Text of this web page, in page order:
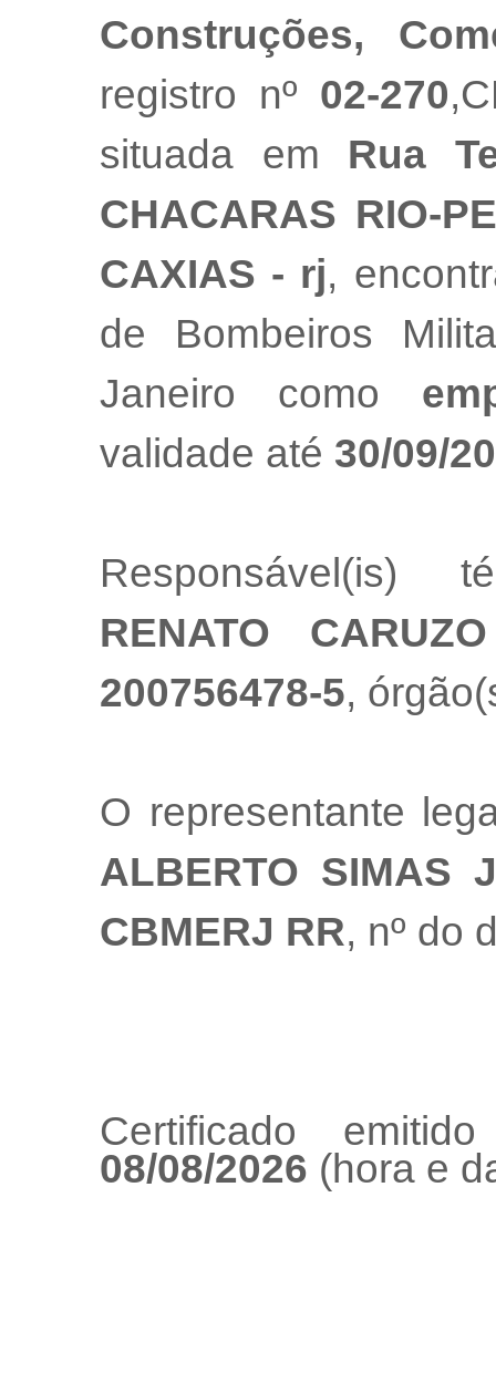
Construções,
registro nº 02-270
situada em Rua
CHACARAS RIO-
CAXIAS - rj,
de Bombeiros
Janeiro como
validade até 30/09/
Responsável(is)
RENATO
200756478-5,
O representante
ALBERTO SIMAS
CBMERJ RR, nº do
Certificado
08/08/2026 (hora e